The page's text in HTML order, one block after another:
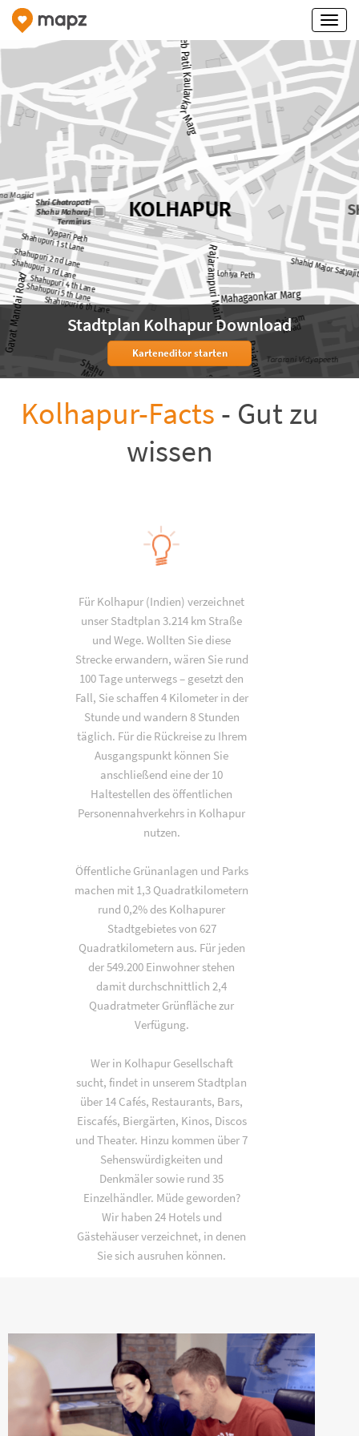
Stadtplan Kolhapur Download
Karteneditor starten
Kolhapur-Facts - Gut zu
wissen
Für Kolhapur (Indien) verzeichnet
unser Stadtplan 3.214 km Straße
und Wege. Wollten Sie diese
Strecke erwandern, wären Sie rund
100 Tage unterwegs – gesetzt den
Fall, Sie schaffen 4 Kilometer in der
Stunde und wandern 8 Stunden
täglich. Für die Rückreise zu Ihrem
Ausgangspunkt können Sie
anschließend eine der 10
Haltestellen des öffentlichen
Personennahverkehrs in Kolhapur
nutzen.
Öffentliche Grünanlagen und Parks
machen mit 1,3 Quadratkilometern
rund 0,2% des Kolhapurer
Stadtgebietes von 627
Quadratkilometern aus. Für jeden
der 549.200 Einwohner stehen
damit durchschnittlich 2,4
Quadratmeter Grünfläche zur
Verfügung.
Wer in Kolhapur Gesellschaft
sucht, findet in unserem Stadtplan
über 14 Cafés, Restaurants, Bars,
Eiscafés, Biergärten, Kinos, Discos
und Theater. Hinzu kommen über 7
Sehenswürdigkeiten und
Denkmäler sowie rund 35
Einzelhändler. Müde geworden?
Wir haben 24 Hotels und
Gästehäuser verzeichnet, in denen
Sie sich ausruhen können.